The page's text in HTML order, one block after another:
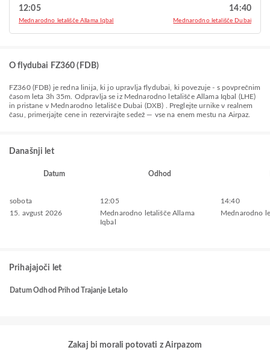
12:05
Mednarodno letališče Allama Iqbal
14:40
Mednarodno letališče Dubai
O flydubai FZ360 (FDB)
FZ360(FDB) je redna linija, ki jo upravljaflydubai , ki povezuje- s povprečnim
časom leta 3h 35m . Odpravlja se iz Mednarodno letališče Allama Iqbal (LHE)
in pristane v Mednarodno letališče Dubai (DXB)
. Preglejte urnike v realnem
času, primerjajte cene in rezervirajte sedež — vse na enem mestu na Airpaz.
Današnji let
Datum Odhod
sobota
15. avgust 2026
12:05
Mednarodno letališče Allama
Iqbal
14:40
Mednarodno
Prihajajoči let
DatumOdhod Prihod Trajanje Letalo
Zakaj bi morali potovati z Airpazom